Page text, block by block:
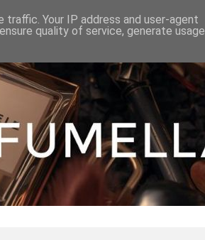
Your IP address and user-agent
quality of service, generate usage